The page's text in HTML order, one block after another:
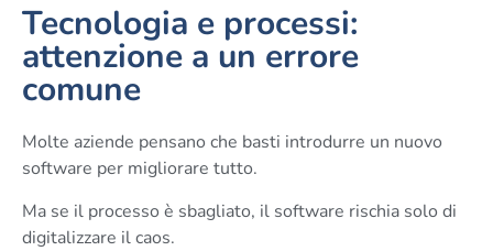
Tecnologia e processi:
attenzione a un errore
comune
Molte aziende pensano che basti introdurre un nuovo
software per migliorare tutto.
Ma se il processo è sbagliato, il software rischia solo di
digitalizzare il caos.